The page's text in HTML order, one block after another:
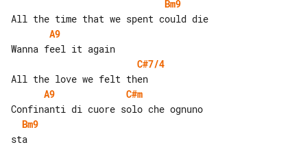
Bm9
A9
C#7/4
A9
C#m
Bm9